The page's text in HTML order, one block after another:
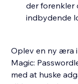
der forenkler
indbydende
Oplev en ny æra
Magic:
med at huske